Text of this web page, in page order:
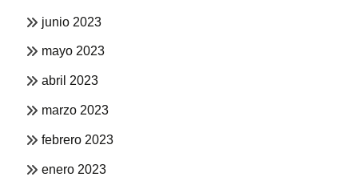
junio 2023
mayo 2023
abril 2023
marzo 2023
febrero 2023
enero 2023